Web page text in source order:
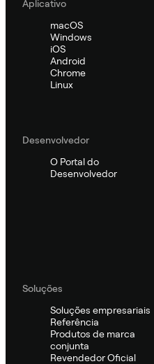
Aplicativo
macOS
Windows
iOS
Android
Chrome
Linux
Desenvolvedor
O Portal do
Desenvolvedor
Soluções
Soluções empresariais
Referência
Produtos de marca
conjunta
Revendedor Oficial